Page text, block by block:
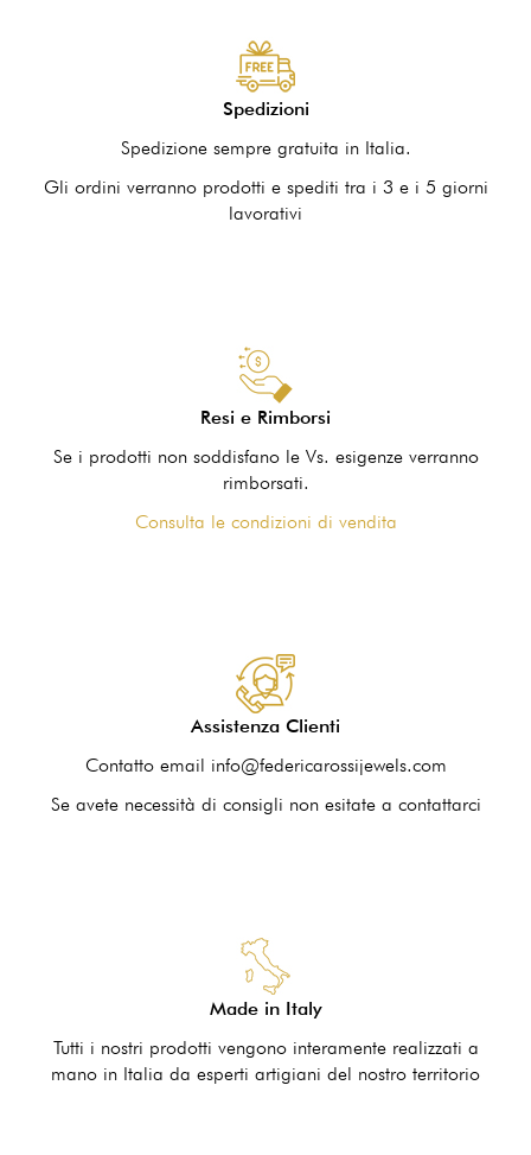
Spedizioni
Spedizione sempre gratuita in Italia.
Gli ordini verranno prodotti e spediti tra i 3 e i 5 giorni
lavorativi
Resi e Rimborsi
Se i prodotti non soddisfano le Vs. esigenze verranno
rimborsati.
Consulta le condizioni di vendita
Assistenza Clienti
Contatto email info@federicarossijewels.com
Se avete necessità di consigli non esitate a contattarci
Made in Italy
Tutti i nostri prodotti vengono interamente realizzati a
mano in Italia da esperti artigiani del nostro territorio